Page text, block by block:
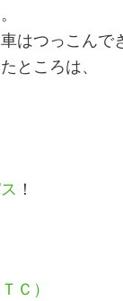
はつっこんで
ところは、
！
Ｃ）